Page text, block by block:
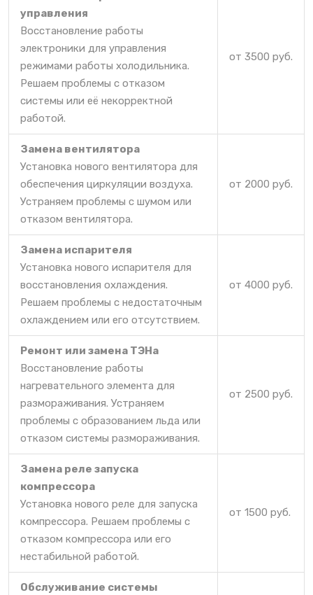
управления
Восстановление работы
электроники для управления
режимами работы холодильника.
Решаем проблемы с отказом
системы или её некорректной
работой.
от 3500 руб.
Замена вентилятора
Установка нового вентилятора для
обеспечения циркуляции воздуха.
Устраняем проблемы с шумом или
отказом вентилятора.
от 2000 руб.
Замена испарителя
Установка нового испарителя для
восстановления охлаждения.
Решаем проблемы с недостаточным
охлаждением или его отсутствием.
от 4000 руб.
Ремонт или замена ТЭНа
Восстановление работы
нагревательного элемента для
размораживания. Устраняем
проблемы с образованием льда или
отказом системы размораживания.
от 2500 руб.
Замена реле запуска
компрессора
Установка нового реле для запуска
компрессора. Решаем проблемы с
отказом компрессора или его
нестабильной работой.
от 1500 руб.
Обслуживание системы